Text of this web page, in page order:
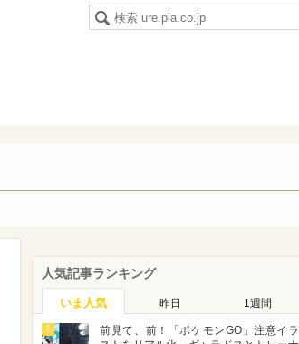
人気記事ランキング
いま人気 昨日 1週間
1
前見て、前！「ポケモンGO」注意イラ